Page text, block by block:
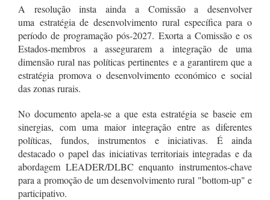
A resolução insta ainda a Comissão a desenvolver
uma estratégia de desenvolvimento rural específica para o
período de programação pós-2027. Exorta a Comissão e os
Estados-membros a assegurarem a integração de uma
dimensão rural nas políticas pertinentes e a garantirem que a
estratégia promova o desenvolvimento económico e social
das zonas rurais.
No documento apela-se a que esta estratégia se baseie em
sinergias, com uma maior integração entre as diferentes
políticas, fundos, instrumentos e iniciativas. É ainda
destacado o papel das iniciativas territoriais integradas e da
abordagem LEADER/DLBC enquanto instrumentos-chave
para a promoção de um desenvolvimento rural "bottom-up" e
participativo.